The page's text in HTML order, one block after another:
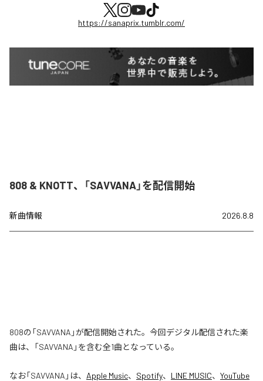
https://sanaprix.tumblr.com/
808 & KNOTT、「SAVVANA」を配信開始
新曲情報 2026.8.8
808の「SAVVANA」が配信開始された。今回デジタル配信された楽
曲は、「SAVVANA」を含む全1曲となっている。
なお「SAVVANA 」は、 Apple Music、 Spotify、 LINE MUSIC、 YouTube